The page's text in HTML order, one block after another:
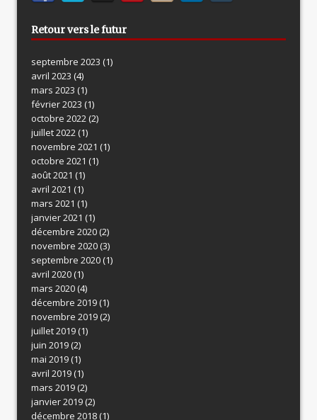
Retour vers le futur
septembre 2023 (1)
avril 2023 (4)
mars 2023 (1)
février 2023 (1)
octobre 2022(2)
juillet 2022(1)
novembre 2021 (1)
octobre 2021 (1)
août 2021 (1)
avril 2021 (1)
mars 2021 (1)
janvier 2021 (1)
décembre 2020(2)
novembre 2020(3)
septembre 2020(1)
avril 2020(1)
mars 2020(4)
décembre 2019(1)
novembre 2019(2)
juillet 2019(1)
juin 2019(2)
mai 2019(1)
avril 2019(1)
mars 2019(2)
janvier 2019(2)
décembre 2018(1)